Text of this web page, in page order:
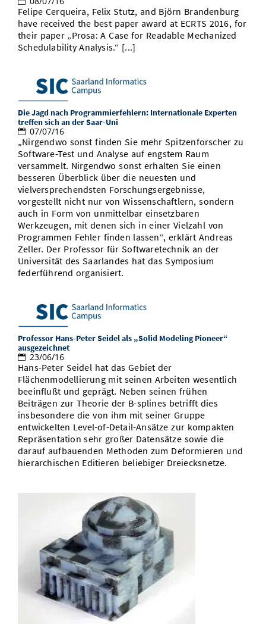
Felipe Cerqueira, Felix Stutz, and Björn Brandenburg
have received the best paper award at ECRTS 2016, for
their paper „Prosa: A Case for Readable Mechanized
Schedulability Analysis.“ [...]
Die Jagd nach Programmierfehlern: Internationale Experten
treffen sich an der Saar-Uni
07/07/16
„Nirgendwo sonst finden Sie mehr Spitzenforscher zu
Software-Test und Analyse auf engstem Raum
versammelt. Nirgendwo sonst erhalten Sie einen
besseren Überblick über die neuesten und
vielversprechendsten Forschungsergebnisse,
vorgestellt nicht nur von Wissenschaftlern, sondern
auch in Form von unmittelbar einsetzbaren
Werkzeugen, mit denen sich in einer Vielzahl von
Programmen Fehler finden lassen“, erklärt Andreas
Zeller. Der Professor für Softwaretechnik an der
Universität des Saarlandes hat das Symposium
federführend organisiert.
Professor Hans-Peter Seidel als „Solid Modeling Pioneer“
ausgezeichnet
23/06/16
Hans-Peter Seidel hat das Gebiet der
Flächenmodellierung mit seinen Arbeiten wesentlich
beeinflußt und geprägt. Neben seinen frühen
Beiträgen zur Theorie der B-splines betrifft dies
insbesondere die von ihm mit seiner Gruppe
entwickelten Level-of-Detail-Ansätze zur kompakten
Repräsentation sehr großer Datensätze sowie die
darauf aufbauenden Methoden zum Deformieren und
hierarchischen Editieren beliebiger Dreiecksnetze.